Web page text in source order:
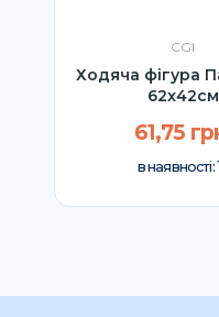
CGI
Ходяча фігура
62x42см
61,75
в наявності: